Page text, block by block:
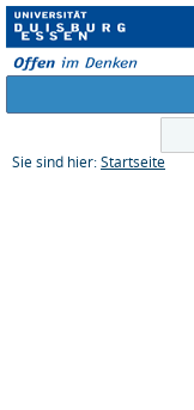
Sie sind hier: Startseite